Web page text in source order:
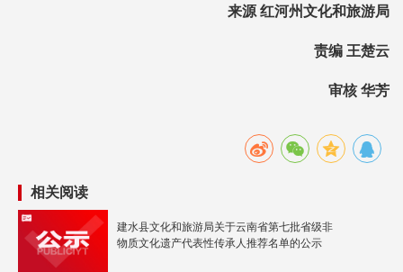
来源 红河州文化和旅游局
责编 王楚云
审核 华芳
相关阅读
建水县文化和旅游局关于云南省第七批省级非
物质文化遗产代表性传承人推荐名单的公示